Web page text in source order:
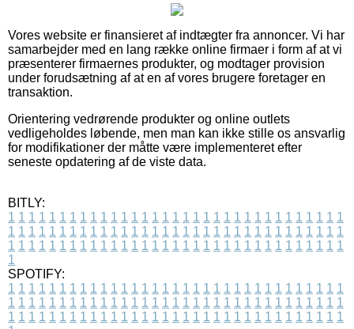
Vores website er finansieret af indtægter fra annoncer. Vi har
samarbejder med en lang række online firmaer i form af at vi
præsenterer firmaernes produkter, og modtager provision
under forudsætning af at en af vores brugere foretager en
transaktion.
Orientering vedrørende produkter og online outlets
vedligeholdes løbende, men man kan ikke stille os ansvarlig
for modifikationer der måtte være implementeret efter
seneste opdatering af de viste data.
BITLY:
1 1 1 1 1 1 1 1 1 1 1 1 1 1 1 1 1 1 1 1 1 1 1 1 1 1 1 1 1 1 1 1 1
1 1 1 1 1 1 1 1 1 1 1 1 1 1 1 1 1 1 1 1 1 1 1 1 1 1 1 1 1 1 1 1 1
1 1 1 1 1 1 1 1 1 1 1 1 1 1 1 1 1 1 1 1 1 1 1 1 1 1 1 1 1 1 1 1 1
1
SPOTIFY:
1 1 1 1 1 1 1 1 1 1 1 1 1 1 1 1 1 1 1 1 1 1 1 1 1 1 1 1 1 1 1 1 1
1 1 1 1 1 1 1 1 1 1 1 1 1 1 1 1 1 1 1 1 1 1 1 1 1 1 1 1 1 1 1 1 1
1 1 1 1 1 1 1 1 1 1 1 1 1 1 1 1 1 1 1 1 1 1 1 1 1 1 1 1 1 1 1 1 1